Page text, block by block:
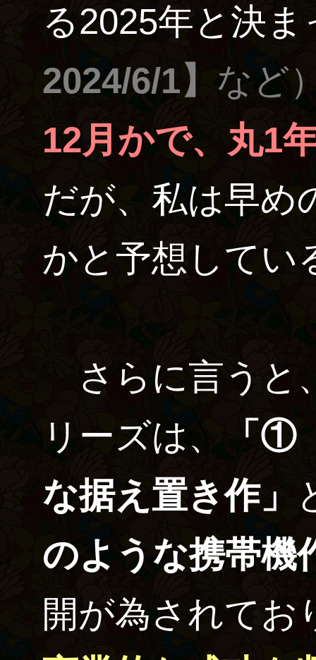
る2025年と決ま
2024/6/1】 など
12月かで、丸1
だが、私は早め
かと予想してい
さらに言うと
リーズは、
「①
な据え置き作」
のような携帯機
開が為されてお